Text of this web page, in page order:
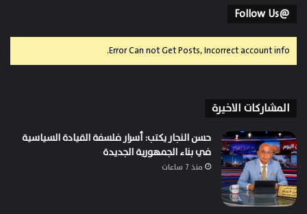
@Follow Us
Error Can not Get Posts, Incorrect account info.
المشاركات الاخيرة
حسن النجار يكتب: أسرار فلسفة القيادة السياسية
في بناء الجمهورية الجديدة
منذ 7 ساعات